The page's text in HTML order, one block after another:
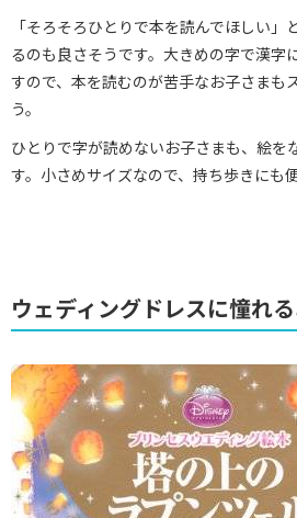
「そろそろひとりで本を読んでほしい
るのも良さそうです。大きめの字で漢字
すので、本を読むのが苦手なお子さまも
う。
ひとりで字が読めないお子さまも、絵を
す。小さめサイズなので、持ち歩きにも便
ウェディングドレスに憧れ